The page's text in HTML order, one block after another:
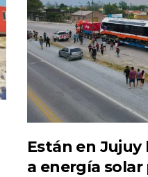
Están en
a energía